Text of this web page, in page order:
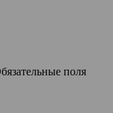
поля